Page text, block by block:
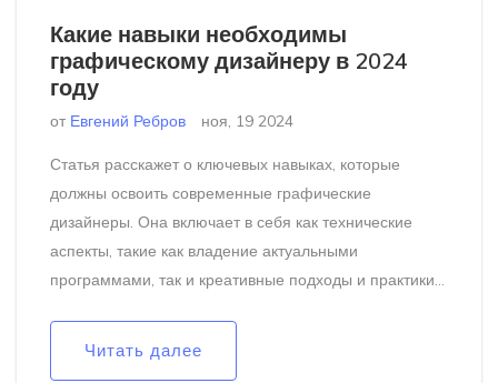
Какие навыки необходимы
графическому дизайнеру в 2024
году
от Евгений Ребров ноя, 19 2024
Статья расскажет о ключевых навыках, которые
должны освоить современные графические
дизайнеры. Она включает в себя как технические
аспекты, такие как владение актуальными
программами, так и креативные подходы и практики
и умение эффективно коммуницировать с клиентами.
Читать далее